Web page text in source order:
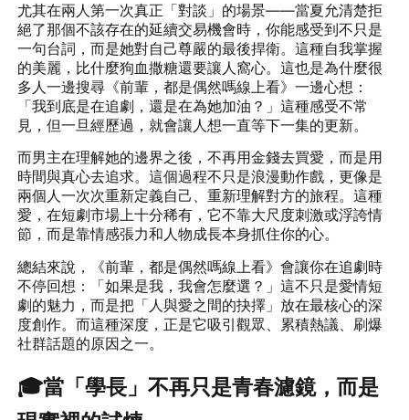
尤其在兩人第一次真正「對談」的場景——當夏允清楚拒
絕了那個不該存在的延續交易機會時，你能感受到不只是
一句台詞，而是她對自己尊嚴的最後捍衛。這種自我掌握
的美麗，比什麼狗血撒糖還要讓人窩心。這也是為什麼很
多人一邊搜尋《前輩，都是偶然嗎線上看》一邊心想：
「我到底是在追劇，還是在為她加油？」這種感受不常
見，但一旦經歷過，就會讓人想一直等下一集的更新。
而男主在理解她的邊界之後，不再用金錢去買愛，而是用
時間與真心去追求。這個過程不只是浪漫動作戲，更像是
兩個人一次次重新定義自己、重新理解對方的旅程。這種
愛，在短劇市場上十分稀有，它不靠大尺度刺激或浮誇情
節，而是靠情感張力和人物成長本身抓住你的心。
總結來說，《前輩，都是偶然嗎線上看》會讓你在追劇時
不停回想：「如果是我，我會怎麼選？」這不只是愛情短
劇的魅力，而是把「人與愛之間的抉擇」放在最核心的深
度創作。而這種深度，正是它吸引觀眾、累積熱議、刷爆
社群話題的原因之一。
🎓當「學長」不再只是青春濾鏡，而是